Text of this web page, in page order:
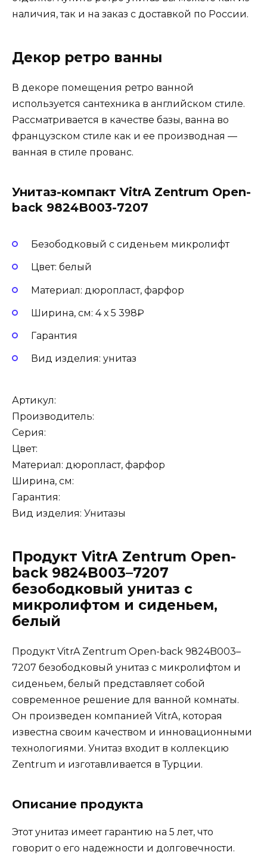
наличия, так и на заказ с доставкой по России.
Декор ретро ванны
В декоре помещения ретро ванной
используется сантехника в английском стиле.
Рассматривается в качестве базы, ванна во
французском стиле как и ее производная —
ванная в стиле прованс.
Унитаз-компакт VitrA Zentrum Open-
back 9824B003-7207
Безободковый с сиденьем микролифт
Цвет: белый
Материал: дюропласт, фарфор
Ширина, см: 4 х 5 398₽
Гарантия
Вид изделия: унитаз
Артикул:
Производитель:
Серия:
Цвет:
Материал: дюропласт, фарфор
Ширина, см:
Гарантия:
Вид изделия: Унитазы
Продукт VitrA Zentrum Open-
back 9824B003–7207
безободковый унитаз с
микролифтом и сиденьем,
белый
Продукт VitrA Zentrum Open-back 9824B003–
7207 безободковый унитаз с микролифтом и
сиденьем, белый представляет собой
современное решение для ванной комнаты.
Он произведен компанией VitrA, которая
известна своим качеством и инновационными
технологиями. Унитаз входит в коллекцию
Zentrum и изготавливается в Турции.
Описание продукта
Этот унитаз имеет гарантию на 5 лет, что
говорит о его надежности и долговечности.